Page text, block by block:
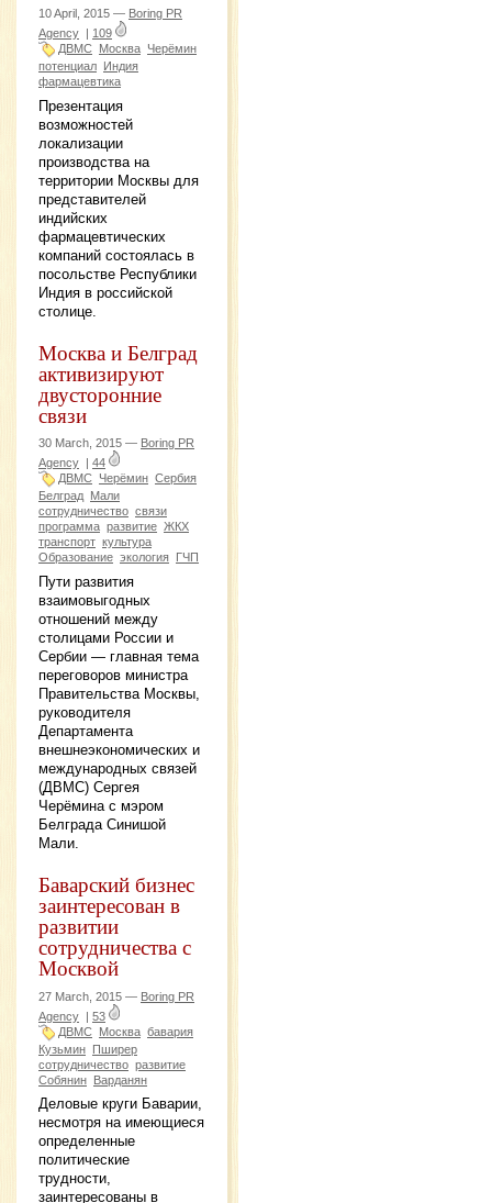
10 April, 2015 — Boring PR
Agency
109
ДВМС Москва Черёмин
потенциал
Индия
фармацевтика
Презентация
возможностей
локализации
производства на
территории Москвы для
представителей
индийских
фармацевтических
компаний состоялась в
посольстве Республики
Индия в российской
столице.
Москва и Белград
активизируют
двусторонние
связи
30 March, 2015 — Boring PR
Agency
44
ДВМС Черёмин Сербия
Белград Мали
сотрудничество связи
программа развитие ЖКХ
транспорт культура
Образование экология ГЧП
Пути развития
взаимовыгодных
отношений между
столицами России и
Сербии — главная тема
переговоров министра
Правительства Москвы,
руководителя
Департамента
внешнеэкономических и
международных связей
(ДВМС) Сергея
Черёмина с мэром
Белграда Синишой
Мали.
Баварский бизнес
заинтересован в
развитии
сотрудничества с
Москвой
27 March, 2015 — Boring PR
Agency | 53
ДВМС Москва бавария
Кузьмин Пширер
сотрудничество развитие
Собянин Варданян
Деловые круги Баварии,
несмотря на имеющиеся
определенные
политические
трудности,
заинтересованы в